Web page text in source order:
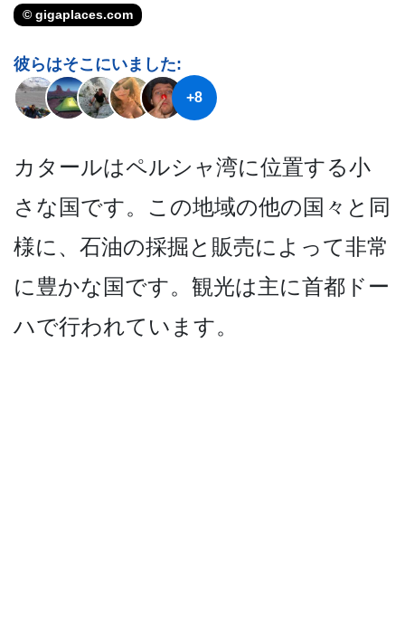
© gigaplaces.com
彼らはそこにいました:
+8
カタールはペルシャ湾に位置­する小
さな国です。この地域の他の国々と同
様に、石­油の採掘と販売によって非常
に豊かな国です。観光は­主に首都ドー
ハで行われています。